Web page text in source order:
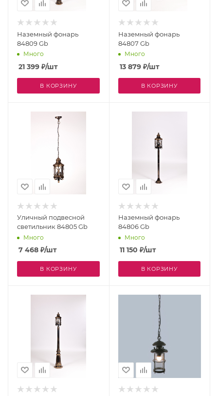
Наземный фонарь
84809 Gb
Много
21 399 ₽/шт
В КОРЗИНУ
Наземный фонарь
84807 Gb
Много
13 879₽/шт
В КОРЗИНУ
Уличный подвесной
светильник 84805 Gb
Много
7 468 ₽/шт
В КОРЗИНУ
Наземный фонарь
84806 Gb
Много
11 150 ₽/шт
В КОРЗИНУ